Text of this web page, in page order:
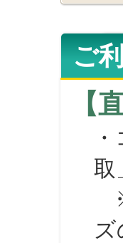
ご
【
・
取
※